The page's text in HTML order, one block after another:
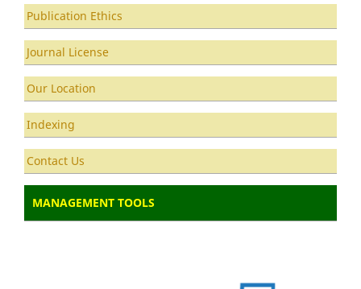
Publication Ethics
Journal License
Our Location
Indexing
Contact Us
MANAGEMENT TOOLS